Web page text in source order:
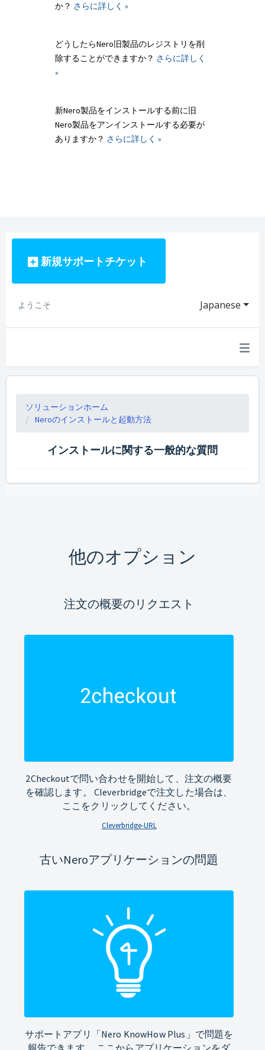
か？ さらに詳しく »
どうしたらNero旧製品のレジストリを削
除することができますか？ さらに詳しく
»
新Nero製品をインストールする前に旧
Nero製品をアンインストールする必要が
ありますか？ さらに詳しく »
新規サポートチケット
Japanese
ようこそ
ソリューションホーム
Neroのインストールと起動方法
インストールに関する一般的な質問
他のオプション
注文の概要のリクエスト
2Checkoutで問い合わせを開始して、注文の概要
を確認します。 Cleverbridgeで注文した場合は、
ここをクリックしてください。
Cleverbridge-URL
古いNeroアプリケーションの問題
サポートアプリ「Nero KnowHow Plus」で問題を
報告できます。 ここからアプリケーションをダ